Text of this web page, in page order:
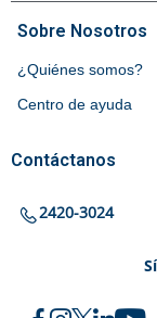
Sobre Nosotros
¿Quiénes somos?
Centro de ayuda
Contáctanos
2420-3024